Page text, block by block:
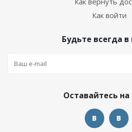
Как войти
Будьте всегда в
Оставайтесь на